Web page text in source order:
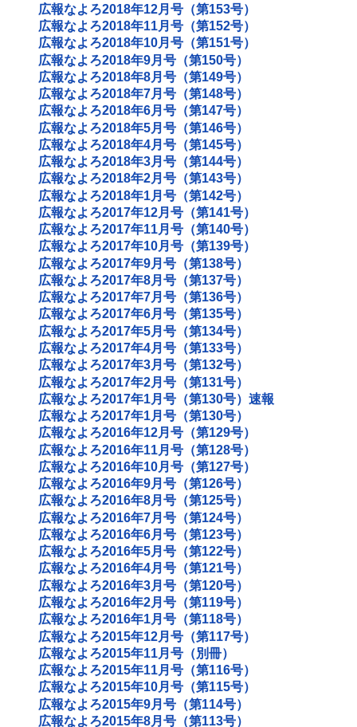
広報なよろ2018年12月号（第153号）
広報なよろ2018年11月号（第152号）
広報なよろ2018年10月号（第151号）
広報なよろ2018年9月号（第150号）
広報なよろ2018年8月号（第149号）
広報なよろ2018年7月号（第148号）
広報なよろ2018年6月号（第147号）
広報なよろ2018年5月号（第146号）
広報なよろ2018年4月号（第145号）
広報なよろ2018年3月号（第144号）
広報なよろ2018年2月号（第143号）
広報なよろ2018年1月号（第142号）
広報なよろ2017年12月号（第141号）
広報なよろ2017年11月号（第140号）
広報なよろ2017年10月号（第139号）
広報なよろ2017年9月号（第138号）
広報なよろ2017年8月号（第137号）
広報なよろ2017年7月号（第136号）
広報なよろ2017年6月号（第135号）
広報なよろ2017年5月号（第134号）
広報なよろ2017年4月号（第133号）
広報なよろ2017年3月号（第132号）
広報なよろ2017年2月号（第131号）
広報なよろ2017年1月号（第130号）速報
広報なよろ2017年1月号（第130号）
広報なよろ2016年12月号（第129号）
広報なよろ2016年11月号（第128号）
広報なよろ2016年10月号（第127号）
広報なよろ2016年9月号（第126号）
広報なよろ2016年8月号（第125号）
広報なよろ2016年7月号（第124号）
広報なよろ2016年6月号（第123号）
広報なよろ2016年5月号（第122号）
広報なよろ2016年4月号（第121号）
広報なよろ2016年3月号（第120号）
広報なよろ2016年2月号（第119号）
広報なよろ2016年1月号（第118号）
広報なよろ2015年12月号（第117号）
広報なよろ2015年11月号（別冊）
広報なよろ2015年11月号（第116号）
広報なよろ2015年10月号（第115号）
広報なよろ2015年9月号（第114号）
広報なよろ2015年8月号（第113号）